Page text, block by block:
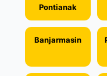
Pontianak
Banjarmasin